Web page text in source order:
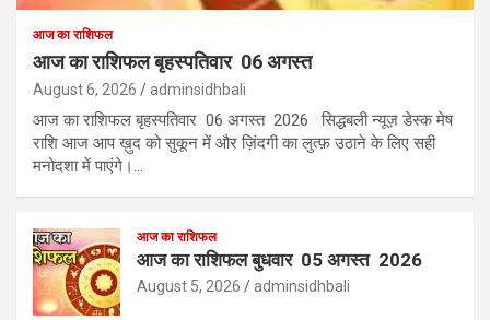
आज का राशिफल
आज का राशिफल बृहस्पतिवार 06 अगस्त
August 6, 2026 adminsidhbali
आज का राशिफल बृहस्पतिवार 06 अगस्त 2026 सिद्धबली न्यूज़ डेस्क मेष
राशि आज आप ख़ुद को सुकून में और ज़िंदगी का लुत्फ़ उठाने के लिए सही
मनोदशा में पाएंगे।…
आज का राशिफल
आज का राशिफल बुधवार 05 अगस्त 2026
August 5, 2026 adminsidhbali